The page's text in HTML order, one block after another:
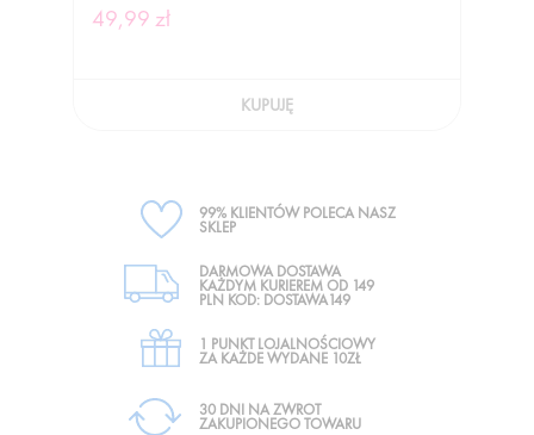
49,99 zł
KUPUJĘ
99% KLIENTÓW POLECA NASZ
SKLEP
DARMOWA DOSTAWA
KAŻDYM KURIEREM OD 149
PLN KOD: DOSTAWA149
1 PUNKT LOJALNOŚCIOWY
ZA KAŻDE WYDANE 10ZŁ
30 DNI NA ZWROT
ZAKUPIONEGO TOWARU